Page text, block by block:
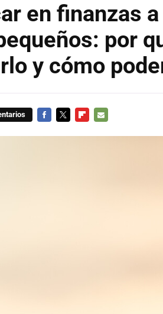
en finanzas
por
y cómo